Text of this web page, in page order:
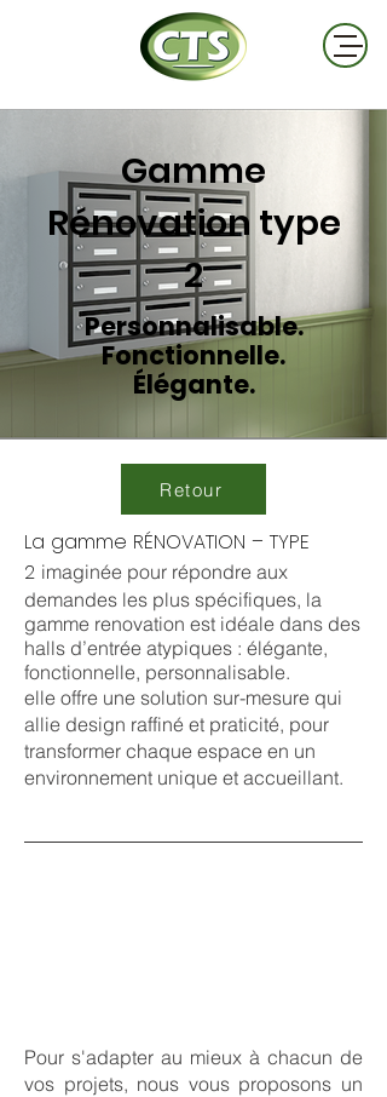
Gamme
Rénovation type
2
Personnalisable.
Fonctionnelle.
Élégante.
Retour
La gamme RÉNOVATION – TYPE
2 imaginée pour répondre aux
demandes les plus spécifiques, la
gamme renovation est idéale dans des
halls d’entrée atypiques : élégante,
fonctionnelle, personnalisable.
elle offre une solution sur-mesure qui
allie design raffiné et praticité, pour
transformer chaque espace en un
environnement unique et accueillant.
Pour s'adapter au mieux à chacun de
vos projets, nous vous proposons un